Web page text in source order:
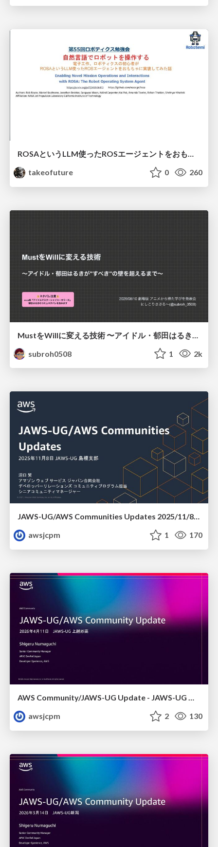
ROSAというLLM使ったROSエージェントをおもちゃに実装してみた話
takeofuture
0 260
subroh0508
1 2k
JAWS-UG/AWS Communities Updates 2025/11/8 JAWS-UG 島根支部
awsjcpm
1 170
AWS Community/JAWS-UG Update - JAWS-UG 上越妙高支部リブート
awsjcpm
2 130